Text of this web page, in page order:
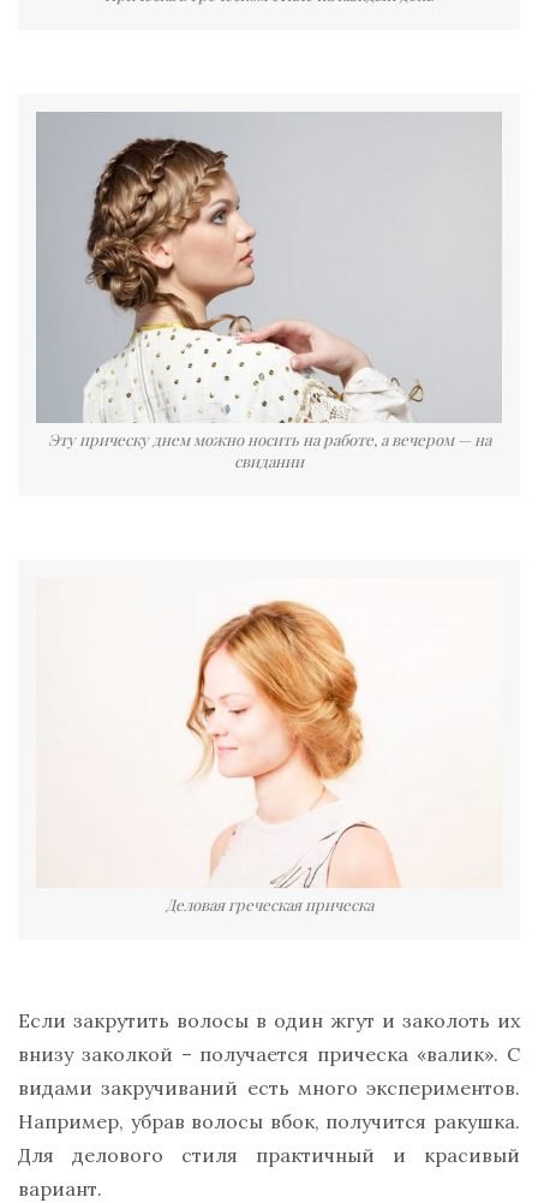
Эту прическу днем можно носить на работе, а вечером — на
свидании
Деловая греческая прическа
Если закрутить волосы в один жгут и заколоть их
внизу заколкой – получается прическа «валик». С
видами закручиваний есть много экспериментов.
Например, убрав волосы вбок, получится ракушка.
Для делового стиля практичный и красивый
вариант.